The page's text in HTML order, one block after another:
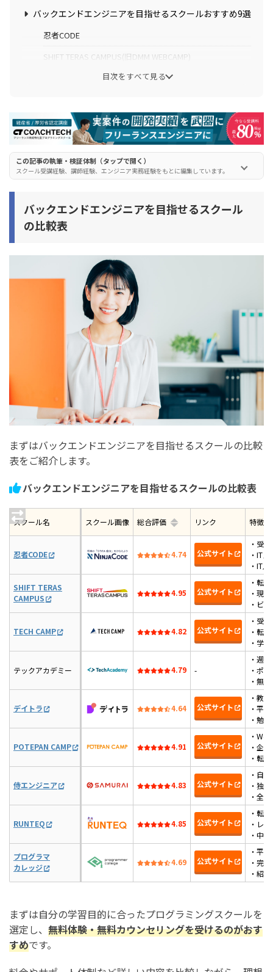
バックエンドエンジニアを目指せるスクールおすすめ9選
忍者CODE
SHIFT TERAS CAMPUS(旧DMM WEBCAMP)
TECH CAMP(テックキャンプ)
デイトラ
ポテパンキャンプ
侍エンジニア(SAMURAI ENGINEER)
プログラマカレッジ
バックエンドエンジニアを目指すメリット
バックエンドエンジニアを目指すデメリット
スクールからバックエンドエンジニアを目指す人によく
1. バックエンドエンジニアにおすすめの言語・スキルは？
2. バックエンドエンジニアの仕事内容は？
3. バックエンドエンジニアの平均年収はどれくらい？
まとめ：バックエンドエンジニアを目指せるおすすめス
目次をすべて見る
この記事の執筆・検証体制（タップで開く）
スクール受講経験、講師経験、エンジニア実務経験をもとに編集しています。
バックエンドエンジニアを目指せるスクール
の比較表
まずはバックエンドエンジニアを目指せるスクールの比較
表をご紹介します。
バックエンドエンジニアを目指せるスクールの比較表
スクール名 スクール画像 総合評価 リンク 特徴
忍者CODE 4.74 公式サイト
・受
・IT
・IT
SHIFT TERAS
CAMPUS
4.95 公式サイト
・転
・現
・ビ
TECH CAMP 4.82 公式サイト
・受
・転
・学
テックアカデミー 4.79 -
・週2
・ポ
・無
デイトラ 4.64 公式サイト
・教
・平
・勉
POTEPAN CAMP 4.91 公式サイト
・
・企
・転
侍エンジニア 4.83 公式サイト
・自
・独
・全
RUNTEQ 4.85 公式サイト
・転
・レ
・中
プログラマ
カレッジ
4.69 公式サイト
・平
・完
・紹
まずは自分の学習目的に合ったプログラミングスクールを
選定し、 無料体験・無料カウンセリングを受けるのがおす
すめです。